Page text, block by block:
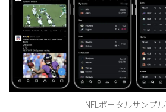
NFLポータルサンプ